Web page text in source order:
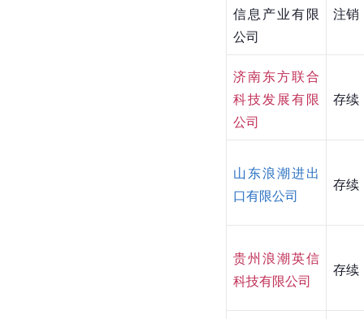
信息产业有限
公司
注销
济南东方联合
科技发展有限
公司
存续
山东浪潮进出
口有限公司
存续
贵州浪潮英信
科技有限公司
存续